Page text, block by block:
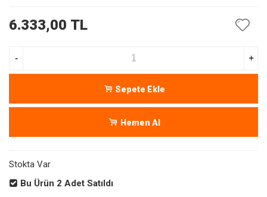
6.333,00 TL
- +
Sepete Ekle
Hemen Al
Stokta Var
Bu Ürün 2 Adet Satıldı